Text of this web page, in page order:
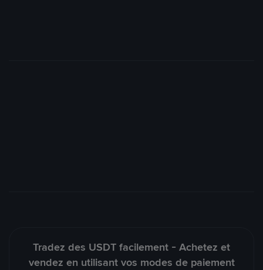
Tradez des USDT facilement - Achetez et
vendez en utilisant vos modes de paiement